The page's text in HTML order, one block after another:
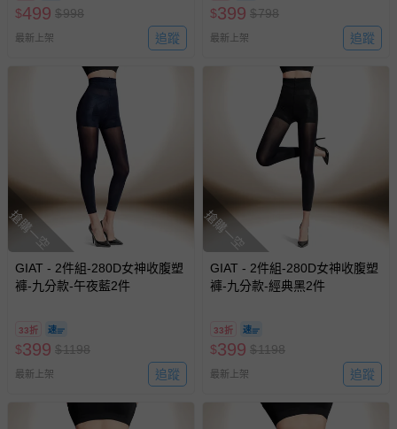
$499 $998
最新上架 追蹤
$399 $798
最新上架 追蹤
搶購一空
GIAT - 2件組-280D女神收腹塑
褲-九分款-午夜藍2件
33折
$399 $1198
最新上架 追蹤
搶購一空
GIAT - 2件組-280D女神收腹塑
褲-九分款-經典黑2件
33折
$399 $1198
最新上架 追蹤